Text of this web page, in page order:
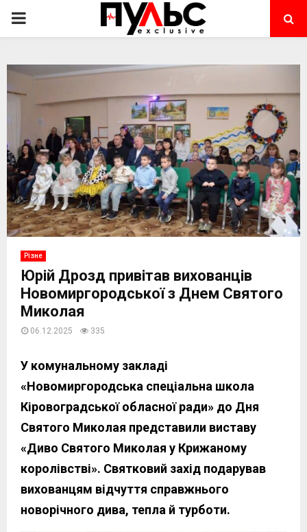
PRIMARY
Різне
Юрій Дрозд привітав вихованців
Новомиргородської з Днем Святого
Миколая
06.12.2025 335
У комунальному закладі
«Новомиргородська спеціальна школа
Кіровоградської обласної ради» до Дня
Святого Миколая представили виставу
«Диво Святого Миколая у Крижаному
королівстві». Святковий захід подарував
вихованцям відчуття справжнього
новорічного дива, тепла й турботи.